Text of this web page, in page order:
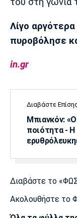
Λίγο
πυροβόλησε
in.gr
Διαβάστε Επίσης
Μπιανκόν:
ποιότητα - Η
Διαβάστε το
Ακολουθήστε το